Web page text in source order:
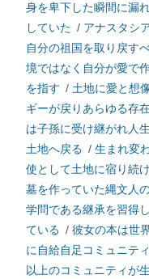
身を卑下した瞬間に漏
していた / アナスタシ
自分の祖国を取り戻す
境ではなく自分が愛で
を指す / 土地に愛と想
ギーが戻りあらゆる存
は子孫に受け継がれ人
土地へ戻る / 生まれ変
使として土地に宿り続
墓を作っていた縄文人
学問である継承を習得
ている / 彼女の本は世
に自給自足コミュニテ
以上のコミュニティが